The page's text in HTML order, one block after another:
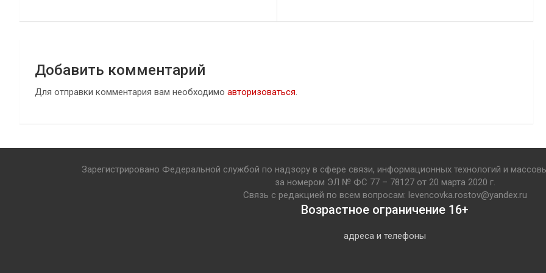
записям
Добавить комментарий
Для отправки комментария вам необходимо авторизоваться.
Зарегистрировано Федеральной службой по надзору в сфере связи, информационных технологий и
за номером ЭЛ № ФС 77 – 78127 от 20 марта 2020 г.
Связь с редакцией по всем вопросам: levencovka.rostov@yandex.ru
Возрастное ограничение 16+
адреса и телефоны